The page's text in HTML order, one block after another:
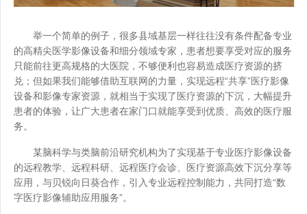
举一个简单的例子，很多县域基层一样往往没有条件配备专业
的高精尖医学影像设备和细分领域专家，患者想要享受对应的服务
只能前往更高规格的大医院，不够便利也容易造成医疗资源的挤
兑；但如果我们能够借助互联网的力量，实现远程“共享”医疗影像
设备和影像专家资源，就相当于实现了医疗资源的下沉，大幅提升
患者的体验，让广大患者在家门口就能享受到优质、高效的医疗服
务。
某脑科学与类脑前沿研究机构为了实现基于专业医疗影像设备
的远程教学、远程科研、远程医疗会诊、医疗资源高效下沉分享等
应用，与贝锐向日葵合作，引入专业远程控制能力，共同打造“数
字医疗影像辅助应用服务”。